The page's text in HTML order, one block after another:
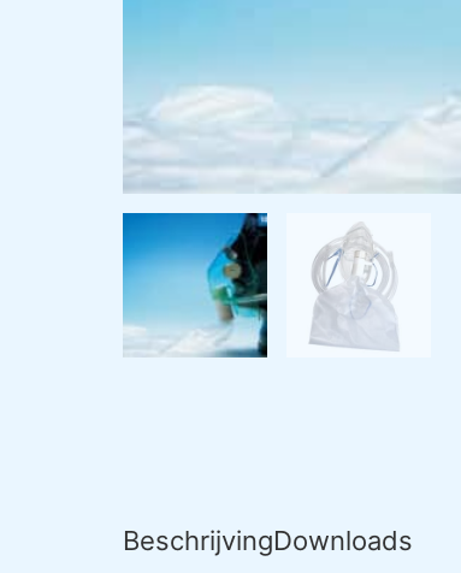
BeschrijvingDownloads